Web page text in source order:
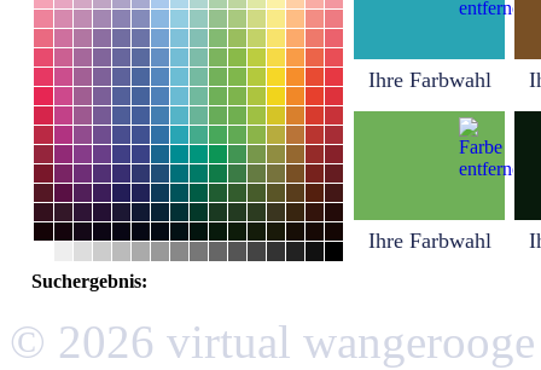
Ihre Farbwahl
Ihre Farbwahl
Suchergebnis:
© 2026 virtual wangerooge